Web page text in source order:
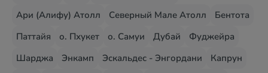
Ари (Алифу) Атолл
Северный Мале Атолл
Бентота
Паттайя
о. Пхукет о. Самуи Дубай
Фуджейра
Шарджа
Энкамп Эскальдес - Энгордани
Капрун